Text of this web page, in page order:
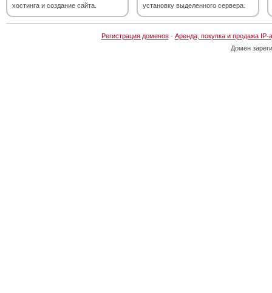
хостинга и создание сайта.
установку выделенного сервера.
Регистрация доменов· Аренда, покупка и продажа IP-
Домен